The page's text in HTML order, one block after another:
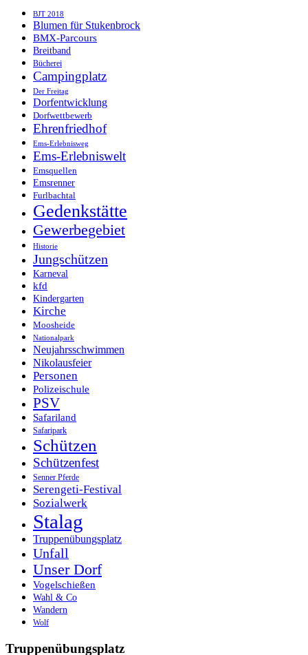
BJT 2018
Blumen für Stukenbrock
BMX-Parcours
Breitband
Bücherei
Campingplatz
Der Freitag
Dorfentwicklung
Dorfwettbewerb
Ehrenfriedhof
Ems-Erlebnisweg
Ems-Erlebniswelt
Emsquellen
Emsrenner
Furlbachtal
Gedenkstätte
Gewerbegebiet
Historie
Jungschützen
Karneval
kfd
Kindergarten
Kirche
Moosheide
Nationalpark
Neujahrsschwimmen
Nikolausfeier
Personen
Polizeischule
PSV
Safariland
Safaripark
Schützen
Schützenfest
Senner Pferde
Serengeti-Festival
Sozialwerk
Stalag
Truppenübungsplatz
Unfall
Unser Dorf
Vogelschießen
Wahl & Co
Wandern
Wolf
Truppenübungsplatz